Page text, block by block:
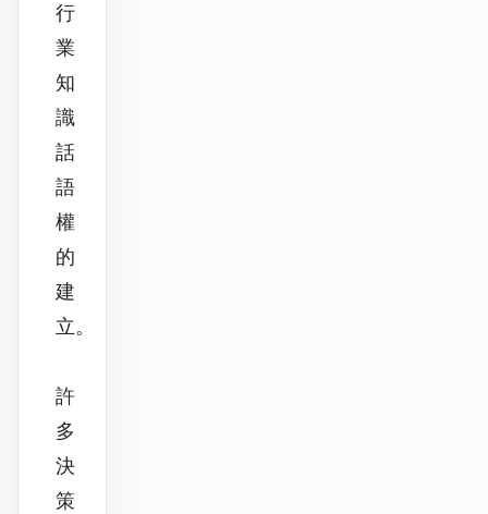
行
業
知
識
話
語
權
的
建
立。
許
多
決
策